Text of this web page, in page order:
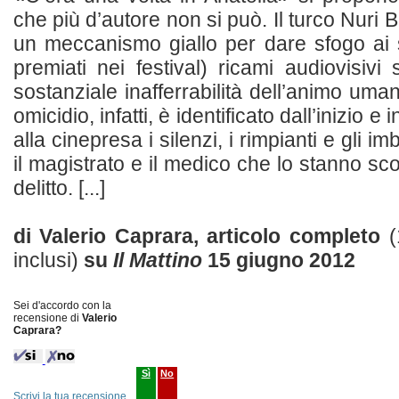
che più d’autore non si può. Il turco Nuri
un meccanismo giallo per dare sfogo ai
premiati nei festival) ricami audiovisivi
sostanziale inafferrabilità dell’animo
omicidio, infatti, è identificato dall’inizio e
alla cinepresa i silenzi, i rimpianti e gli
il magistrato e il medico che lo stanno
delitto. [...]
di Valerio Caprara, articolo completo
inclusi) su Il Mattino15 giugno 2012
Sei d'accordo con la
recensione di Valerio
Caprara?
Sì No
Scrivi la tua recensione